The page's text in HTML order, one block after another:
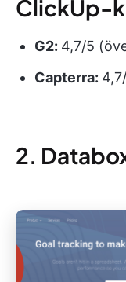
ClickUp-
G2: 4,7/5
Capterra:
2.